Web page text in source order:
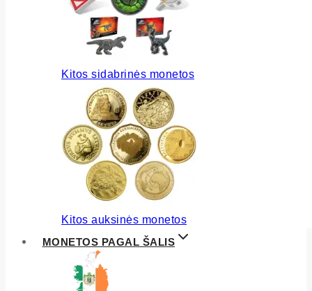
Kitos sidabrinės monetos
Kitos auksinės monetos
MONETOS PAGAL ŠALIS